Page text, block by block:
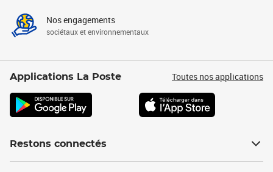
Nos engagements
sociétaux et environnementaux
Applications La Poste Toutes nos applications
Restons connectés